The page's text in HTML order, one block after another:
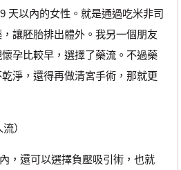
天以內的女性。就是通過吃米非司
讓胚胎排出體外。我另一個朋友
孕比較早，選擇了藥流。不過藥
淨，還得再做清宮手術，那就更
）
還可以選擇負壓吸引術，也就